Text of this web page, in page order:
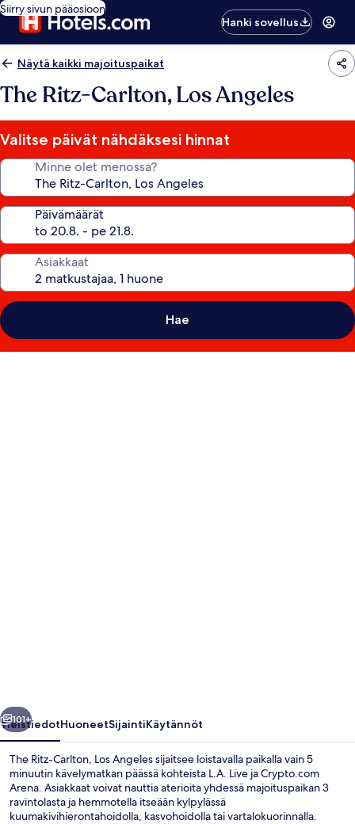
Siirry sivun pääosioon
Hanki sovellus
Näytä kaikki majoituspaikat
The Ritz-Carlton, Los Angeles
Valitse päivät nähdäksesi hinnat
Minne olet menossa?
Päivämäärät
Asiakkaat
Hae
Seuraava
101+
YleistiedotHuoneetSijaintiKäytännöt
The Ritz-Carlton, Los Angeles sijaitsee loistavalla paikalla vain 5
minuutin kävelymatkan päässä kohteista L.A. Live ja Crypto.com
Arena. Asiakkaat voivat nauttia aterioita yhdessä majoituspaikan 3
ravintolasta ja hemmotella itseään kylpylässä
kuumakivihierontahoidolla, kasvohoidolla tai vartalokuorinnalla.